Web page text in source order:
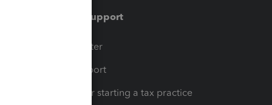
Training & support
Training Center
Learn & Support
Resources for starting a tax practice